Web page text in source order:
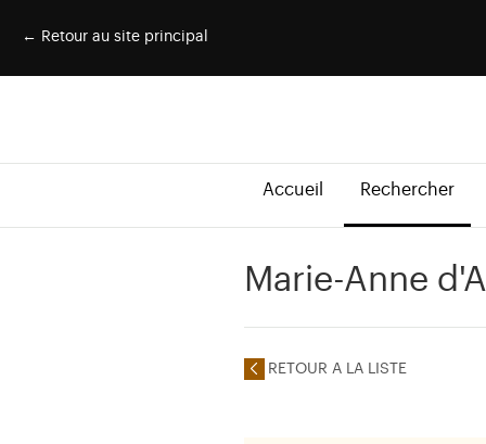
← Retour au site principal
Accueil Rechercher
Marie-Anne
RETOUR A LA LISTE